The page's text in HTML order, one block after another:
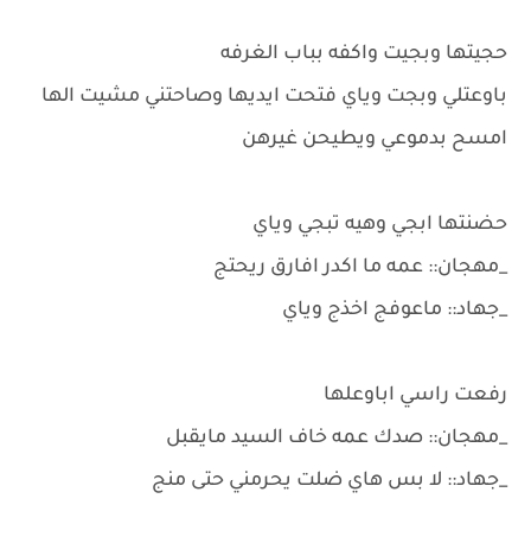
حجيتها وبجيت واكفه بباب الغرفه
باوعتلي وبجت وياي فتحت ايديها وصاحتني مشيت الها
امسح بدموعي ويطيحن غيرهن
حضنتها ابجي وهيه تبجي وياي
_مهجان:: عمه ما اكدر افارق ريحتج
_جهاد:: ماعوفج اخذج وياي
رفعت راسي اباوعلها
_مهجان:: صدك عمه خاف السيد مايقبل
_جهاد:: لا بس هاي ضلت يحرمني حتى منج